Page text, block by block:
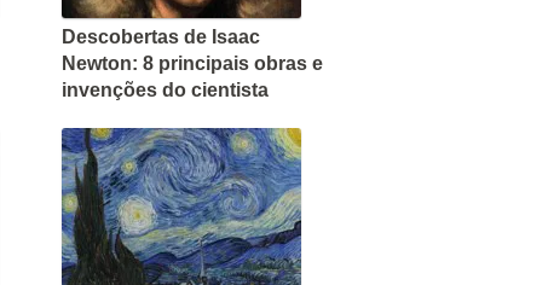
Descobertas de Isaac
Newton: 8 principais obras e
invenções do cientista